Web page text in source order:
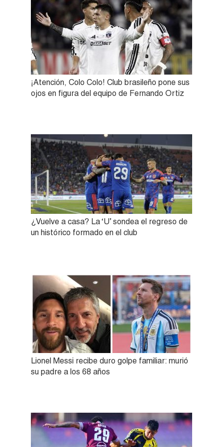
¡Atención, Colo Colo! Club brasileño pone sus
ojos en figura del equipo de Fernando Ortiz
¿Vuelve a casa? La ‘U’ sondea el regreso de
un histórico formado en el club
Lionel Messi recibe duro golpe familiar: murió
su padre a los 68 años